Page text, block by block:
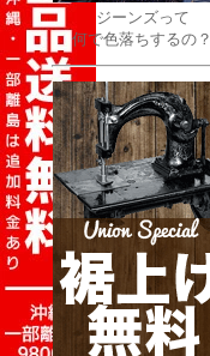
ジーンズって
何で色落ちするの？